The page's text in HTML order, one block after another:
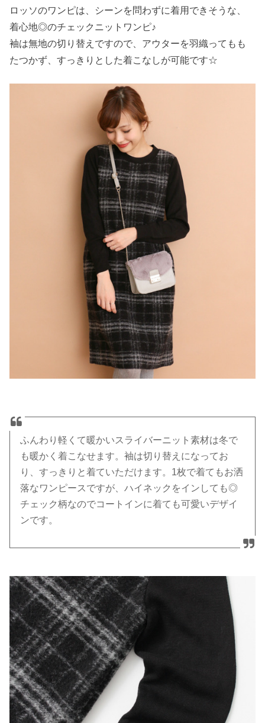
ロッソのワンピは、シーンを問わずに着用できそうな、
着心地◎のチェックニットワンピ♪
袖は無地の切り替えですので、アウターを羽織ってもも
たつかず、すっきりとした着こなしが可能です☆
ふんわり軽くて暖かいスライバーニット素材は冬で
も暖かく着こなせます。袖は切り替えになってお
り、すっきりと着ていただけます。1枚で着てもお洒
落なワンピースですが、ハイネックをインしても◎
チェック柄なのでコートインに着ても可愛いデザイ
ンです。